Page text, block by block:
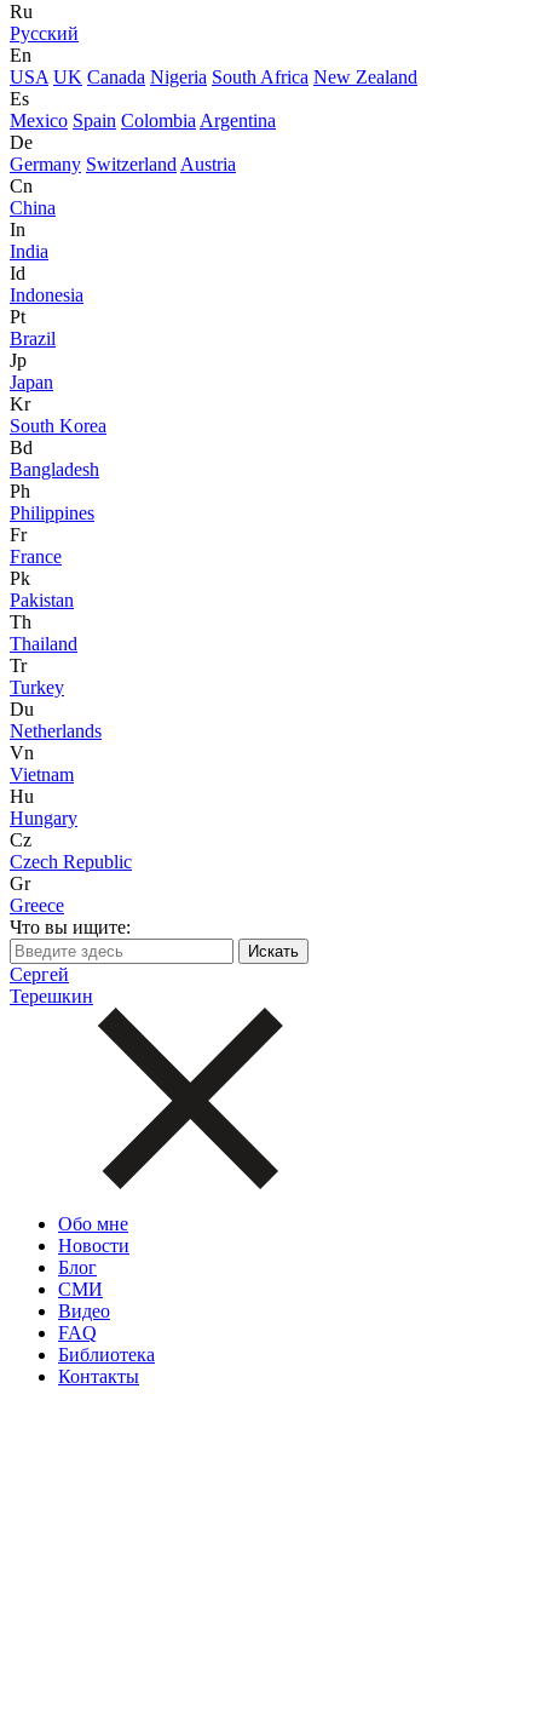
Ru
Русский
En
USA UK Canada Nigeria South Africa New Zealand
Es
Mexico Spain Colombia Argentina
De
Germany Switzerland Austria
Cn
China
In
India
Id
Indonesia
Pt
Brazil
Jp
Japan
Kr
South Korea
Bd
Bangladesh
Ph
Philippines
Fr
France
Pk
Pakistan
Th
Thailand
Tr
Turkey
Du
Netherlands
Vn
Vietnam
Hu
Hungary
Cz
Czech Republic
Gr
Greece
Что вы ищите:
Сергей
Терешкин
Обо мне
Новости
Блог
СМИ
Видео
FAQ
Библиотека
Контакты